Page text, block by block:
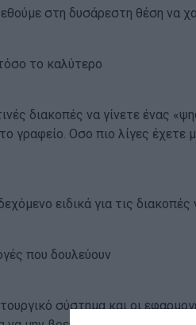
στη δυσάρεστη θέση να
το καλύτερο
διακοπές να γίνετε ένας
γραφείο. Οσο πιο λίγες
ειδικά για τις
που δουλεύουν
σύστημα και οι